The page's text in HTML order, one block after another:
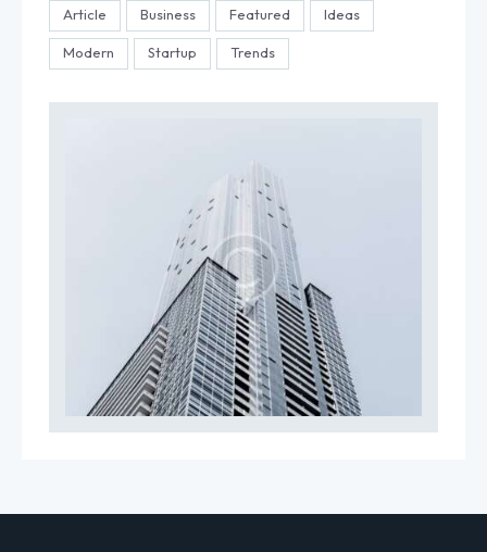
Article Business Featured Ideas
Modern Startup Trends